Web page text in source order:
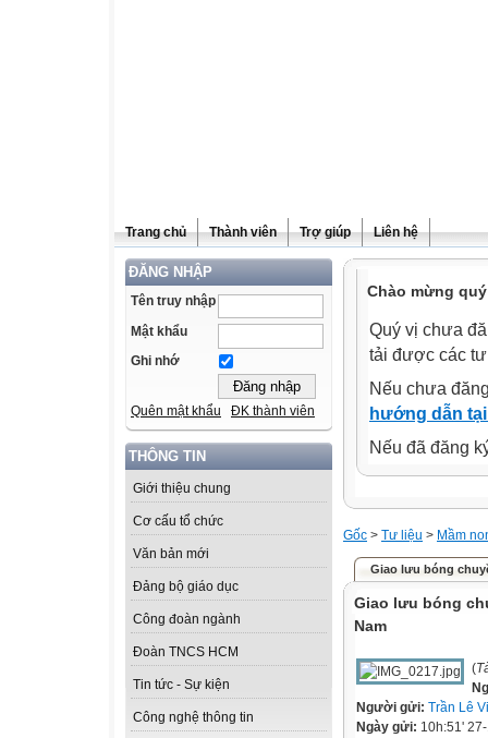
Trang chủ Thành viên Trợ giúp Liên hệ
ĐĂNG NHẬP
Tên truy nhập
Mật khẩu
Ghi nhớ
Quên mật khẩu ĐK thành viên
THÔNG TIN
Giới thiệu chung
Cơ cấu tổ chức
Văn bản mới
Đảng bộ giáo dục
Công đoàn ngành
Đoàn TNCS HCM
Tin tức - Sự kiện
Công nghệ thông tin
Chào mừng
Quý vị chưa
tải được các
Nếu chưa
hướng dẫn
Nếu đã đăng
Gốc > Tư liệu > Mầm
Giao lưu bóng
Giao lưu bóng
Nam
(
Người gửi: Trần Lê
Ngày gửi: 10h:51'